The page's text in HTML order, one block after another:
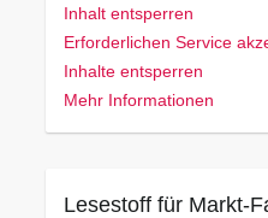
Inhalt entsperren
Erforderlichen Service
Inhalte entsperren
Mehr Informationen
Lesestoff für Markt-